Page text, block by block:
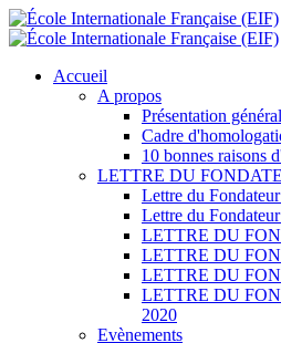
Accueil
A propos
Présentation
Cadre
10 bonnes raisons
LETTRE DU
Lettre du
Lettre du
LETTRE DU
LETTRE DU
LETTRE DU
LETTRE DU
2020
Evènements